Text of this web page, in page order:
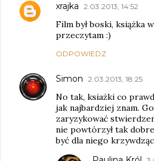
xrajka 2.03.2013, 14:52
Film był boski, książka
przeczytam :)
ODPOWIEDZ
Simon 2.03.2013, 18:25
No tak, ksiażki co
jak najbardziej znam.
zaryzykować
nie powtórzył tak
być dla niego